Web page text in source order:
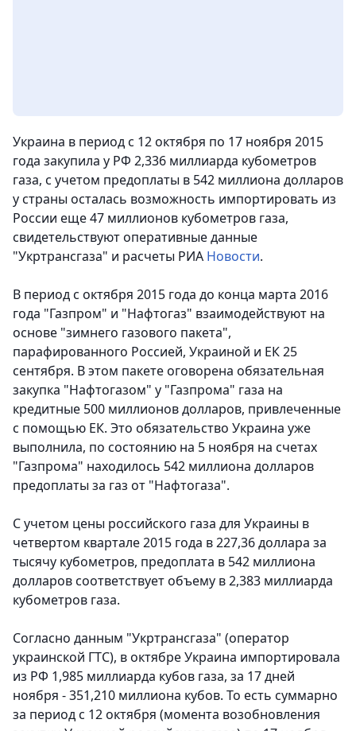
Украина в период с 12 октября по 17 ноября 2015
года закупила у РФ 2,336 миллиарда кубометров
газа, с учетом предоплаты в 542 миллиона долларов
у страны осталась возможность импортировать из
России еще 47 миллионов кубометров газа,
свидетельствуют оперативные данные
"Укртрансгаза" и расчеты РИА Новости.
В период с октября 2015 года до конца марта 2016
года "Газпром" и "Нафтогаз" взаимодействуют на
основе "зимнего газового пакета",
парафированного Россией, Украиной и ЕК 25
сентября. В этом пакете оговорена обязательная
закупка "Нафтогазом" у "Газпрома" газа на
кредитные 500 миллионов долларов, привлеченные
с помощью ЕК. Это обязательство Украина уже
выполнила, по состоянию на 5 ноября на счетах
"Газпрома" находилось 542 миллиона долларов
предоплаты за газ от "Нафтогаза".
С учетом цены российского газа для Украины в
четвертом квартале 2015 года в 227,36 доллара за
тысячу кубометров, предоплата в 542 миллиона
долларов соответствует объему в 2,383 миллиарда
кубометров газа.
Согласно данным "Укртрансгаза" (оператор
украинской ГТС), в октябре Украина импортировала
из РФ 1,985 миллиарда кубов газа, за 17 дней
ноября - 351,210 миллиона кубов. То есть суммарно
за период с 12 октября (момента возобновления